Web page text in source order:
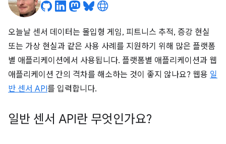
오늘날 센서 데이터는 몰입형 게임, 피트니스 추적, 증강 현실
또는 가상 현실과 같은 사용 사례를 지원하기 위해 많은 플랫폼
별 애플리케이션에서 사용됩니다. 플랫폼별 애플리케이션과 웹
애플리케이션 간의 격차를 해소하는 것이 좋지 않나요? 웹용 일
반 센서 API를 입력합니다.
일반 센서 API란 무엇인가요?